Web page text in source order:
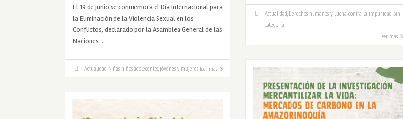
Actualidad Derechos humanos y Lucha contra la impunidad Sin
categoría
Leer más
El 19 de junio se conmemora el Día Internacional para
la Eliminación de la Violencia Sexual en los
Conflictos, declarado por la Asamblea General de las
Naciones …
Actualidad Niñas, niños, adolecentes, jóvenes y mujeres Leer más